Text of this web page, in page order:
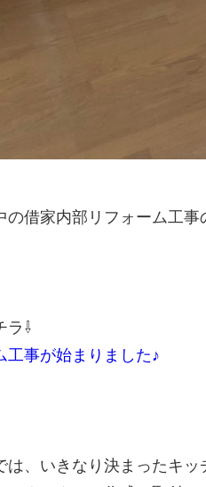
の借家内部リフォーム工事
ラ⇩
工事が始まりました♪
は、いきなり決まったキッ